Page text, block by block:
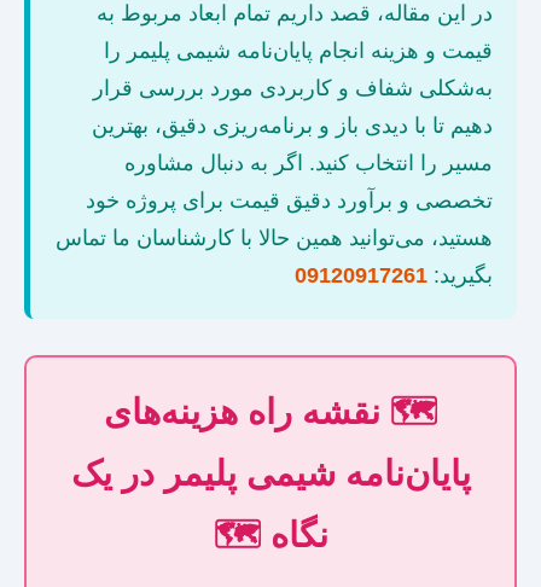
در این مقاله، قصد داریم تمام ابعاد مربوط به
قیمت و هزینه‌ انجام پایان‌نامه شیمی پلیمر را
به‌شکلی شفاف و کاربردی مورد بررسی قرار
دهیم تا با دیدی باز و برنامه‌ریزی دقیق، بهترین
مسیر را انتخاب کنید. اگر به دنبال مشاوره
تخصصی و برآورد دقیق قیمت برای پروژه خود
هستید، می‌توانید همین حالا با کارشناسان ما تماس
بگیرید: 09120917261
🗺️ نقشه راه هزینه‌های
پایان‌نامه شیمی پلیمر در یک
نگاه 🗺️